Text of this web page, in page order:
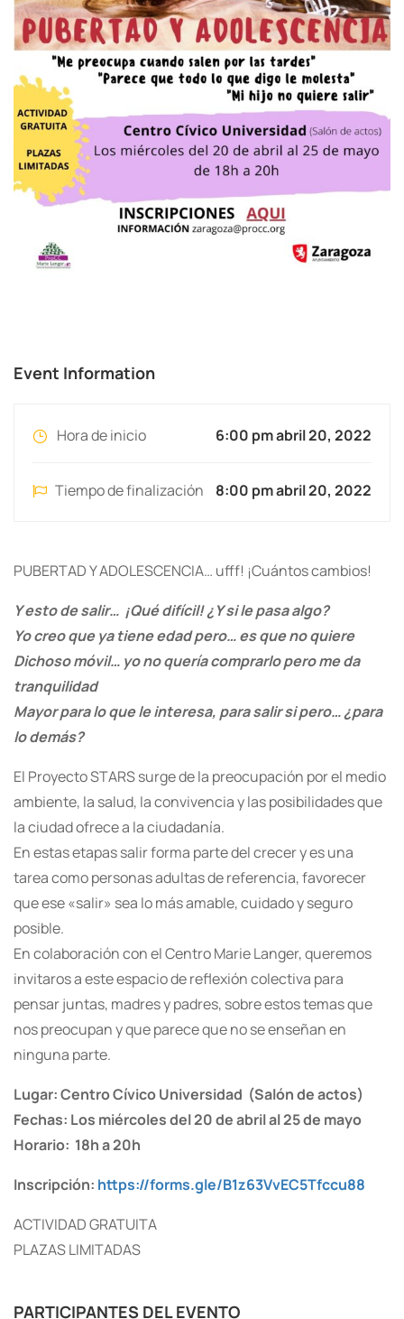
Event Information
Hora de inicio 6:00 pm abril 20, 2022
Tiempo de finalización 8:00 pm abril 20, 2022
PUBERTAD Y ADOLESCENCIA… ufff! ¡Cuántos cambios!
Y esto de salir… ¡Qué difícil! ¿Y si le pasa algo?
Yo creo que ya tiene edad pero… es que no quiere
Dichoso móvil… yo no quería comprarlo pero me da
tranquilidad
Mayor para lo que le interesa, para salir si pero… ¿para
lo demás?
El Proyecto STARS surge de la preocupación por el medio
ambiente, la salud, la convivencia y las posibilidades que
la ciudad ofrece a la ciudadanía.
En estas etapas salir forma parte del crecer y es una
tarea como personas adultas de referencia, favorecer
que ese «salir» sea lo más amable, cuidado y seguro
posible.
En colaboración con el Centro Marie Langer, queremos
invitaros a este espacio de reflexión colectiva para
pensar juntas, madres y padres, sobre estos temas que
nos preocupan y que parece que no se enseñan en
ninguna parte.
Lugar: Centro Cívico Universidad (Salón de actos)
Fechas: Los miércoles del 20 de abril al 25 de mayo
Horario: 18h a 20h
Inscripción: https://forms.gle/B1z63VvEC5Tfccu88
ACTIVIDAD GRATUITA
PLAZAS LIMITADAS
PARTICIPANTES DEL EVENTO